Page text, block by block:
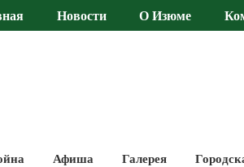
Новости О Изюме
Афиша Галерея